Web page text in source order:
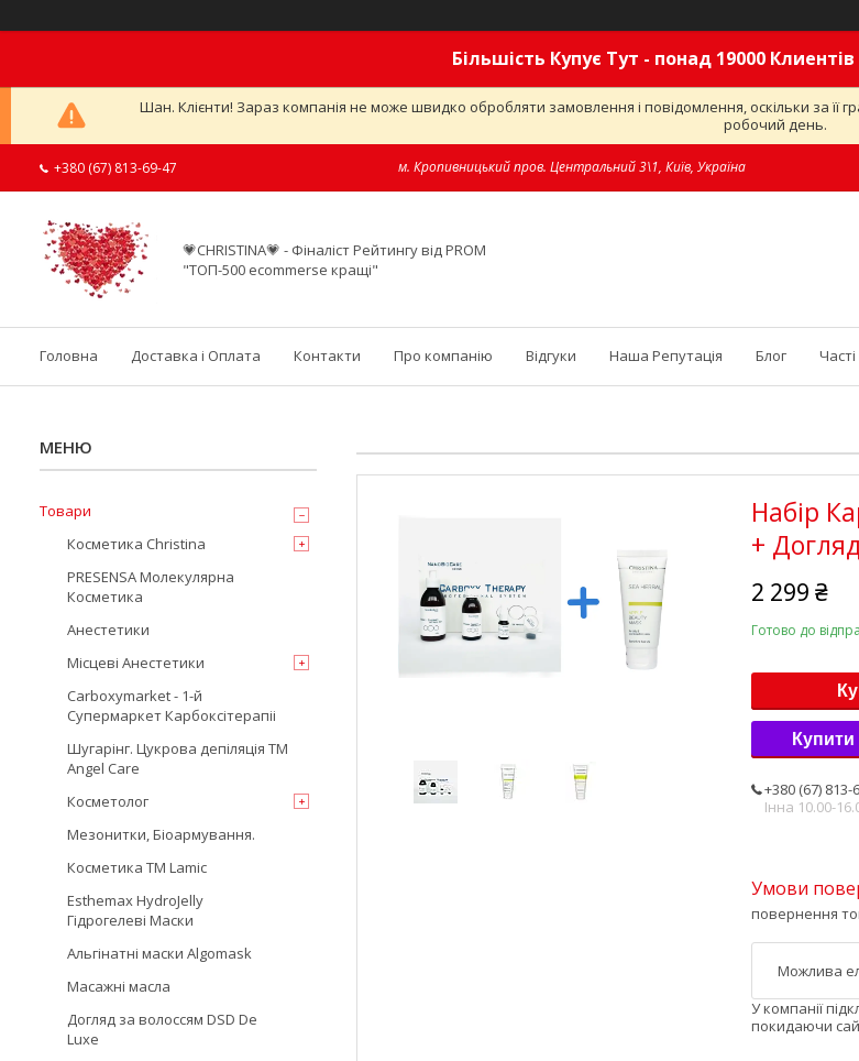
Більшість Купує Тут - понад 19000
Шан. Клієнти! Зараз компанія не може швидко обробляти замовлення і повідомлення, оскільки за
робочий день.
+380 (67) 813-69-47 м. Кропивницький пров. Центральний 3\1, Київ, Україна
💗CHRISTINA💗 - Фіналіст Рейтингу від PROM
"ТОП-500 ecommerse кращі"
Головна Доставка і Оплата Контакти Про компанію Відгуки Наша Репутація Блог
Набір
+
2 299 ₴
Готово до
Купити
+380 (67) 813-
Інна 10.00-
повернення
У компанії
покидаючи
Товари
Косметика Christina
PRESENSA Молекулярна
Косметика
Анестетики
Місцеві Анестетики
Carboxymarket - 1-й
Супермаркет Карбоксітерапіі
Шугарінг. Цукрова депіляція TM
Angel Care
Косметолог
Мезонитки, Біоармування.
Косметика TM Lamic
Esthemax HydroJelly
Гідрогелеві Маски
Альгінатні маски Algomask
Масажні масла
Догляд за волоссям DSD De
Luxe